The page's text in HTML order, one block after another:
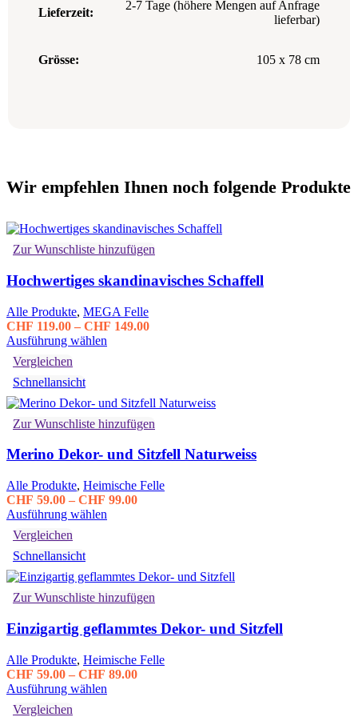
Lieferzeit:
2-7 Tage (höhere Mengen auf Anfrage
lieferbar)
Grösse: 105 x 78 cm
Wir empfehlen Ihnen noch folgende Produkte
Zur Wunschliste hinzufügen
Hochwertiges skandinavisches Schaffell
Alle Produkte, MEGA Felle
CHF 119.00 – CHF 149.00Preisspanne:
Ausführung wählen
Varianten
auf.
Die
können
der
Produktseite
Vergleichen
Schnellansicht
Zur Wunschliste hinzufügen
Merino Dekor- und Sitzfell Naturweiss
Alle Produkte, Heimische Felle
CHF 59.00 – CHF 99.00Preisspanne:
Ausführung wählen
Varianten
auf.
Die
können
der
Produktseite
Vergleichen
Schnellansicht
Zur Wunschliste hinzufügen
Einzigartig geflammtes Dekor- und Sitzfell
Alle Produkte, Heimische Felle
CHF 59.00 – CHF 89.00Preisspanne:
Ausführung wählen
Vergleichen